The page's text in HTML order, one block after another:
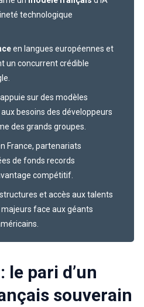
technologique
en langues européennes et
un concurrent crédible
sur des modèles
besoins des développeurs
des grands groupes.
France, partenariats
de fonds records
compétitif.
et accès aux talents
face aux géants
le pari d’un
souverain